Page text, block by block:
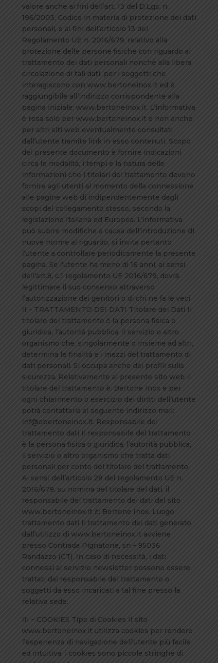
valore anche ai fini dell’art. 13 del D.Lgs. n.
196/2003, Codice in materia di protezione dei dati
personali, e ai fini dell’articolo 13 del
Regolamento UE n. 2016/679, relativo alla
protezione delle persone fisiche con riguardo al
trattamento dei dati personali nonché alla libera
circolazione di tali dati, per i soggetti che
interagiscono con www.bertoneinox.it ed è
raggiungibile all’indirizzo corrispondente alla
pagina iniziale: www.bertoneinox.it. L’informativa
è resa solo per www.bertoneinox.it e non anche
per altri siti web eventualmente consultati
dall’utente tramite link in esso contenuti. Scopo
del presente documento è fornire indicazioni
circa le modalità, i tempi e la natura delle
informazioni che i titolari del trattamento devono
fornire agli utenti al momento della connessione
alle pagine web di indipendentemente dagli
scopi del collegamento stesso, secondo la
legislazione Italiana ed Europea. L’informativa
può subire modifiche a causa dell’introduzione di
nuove norme al riguardo, si invita pertanto
l’utente a controllare periodicamente la presente
pagina. Se l’utente ha meno di 16 anni, ai sensi
dell’art.8, c.1 regolamento UE 2016/679, dovrà
legittimare il suo consenso attraverso
l’autorizzazione dei genitori o di chi ne fa le veci.
II – TRATTAMENTO DEI DATI Titolare dei Dati Il
titolare del trattamento è la persona fisica o
giuridica, l’autorità pubblica, il servizio o altro
organismo che, singolarmente o insieme ad altri,
determina le finalità e i mezzi del trattamento di
dati personali. Si occupa anche dei profili sulla
sicurezza. Relativamente al presente sito web il
titolare del trattamento è: Bertone Inox e per
ogni chiarimento o esercizio dei diritti dell’utente
potrà contattarla al seguente indirizzo mail:
inf@obertoneinox.it. Responsabile del
trattamento dati Il responsabile del trattamento
è la persona fisica o giuridica, l’autorità pubblica,
il servizio o altro organismo che tratta dati
personali per conto del titolare del trattamento.
Ai sensi dell’articolo 28 del regolamento UE n.
2016/679, su nomina del titolare del dati, il
responsabile del trattamento dei dati del sito
www.bertoneinox.it è: Bertone Inox. Luogo
trattamento dati Il trattamento dei dati generato
dall’utilizzo di www.bertoneinox.it avviene
presso Contrada Pignatone, sn – 95036
Randazzo (CT). In caso di necessità, i dati
connessi al servizio newsletter possono essere
trattati dal responsabile del trattamento o
soggetti da esso incaricati a tal fine presso la
relativa sede.
III – COOKIES Tipo di Cookies Il sito
www.bertoneinox.it utilizza cookies per rendere
l’esperienza di navigazione dell’utente più facile
ed intuitiva: i cookies sono piccole stringhe di